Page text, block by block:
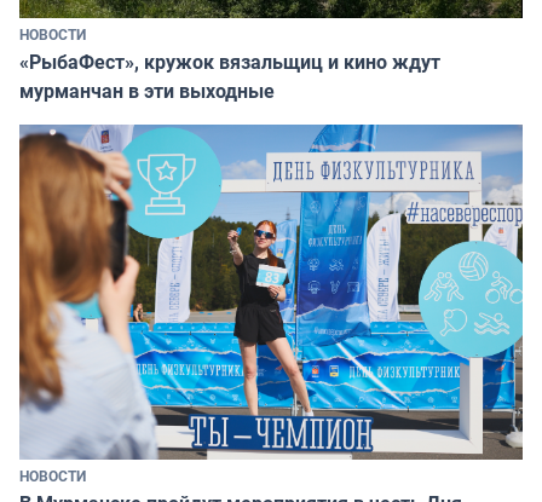
НОВОСТИ
«РыбаФест», кружок вязальщиц и кино ждут
мурманчан в эти выходные
НОВОСТИ